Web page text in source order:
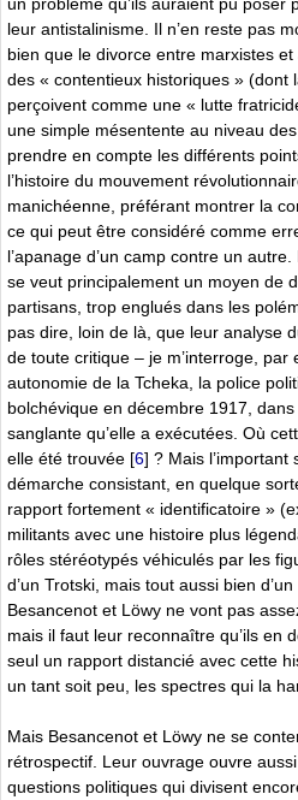
leur antistalinisme. Il n’en reste pas
bien que le divorce entre marxistes
des « contentieux historiques » (dont
perçoivent comme une « lutte
une simple mésentente au niveau
prendre en compte les différents
l’histoire du mouvement
manichéenne, préférant montrer la
ce qui peut être considéré comme
l’apanage d’un camp contre un
se veut principalement un moyen de
partisans, trop englués dans les
pas dire, loin de là, que leur analyse
de toute critique – je m’interroge, par
autonomie de la Tcheka, la police
bolchévique en décembre 1917,
sanglante qu’elle a exécutées. Où
elle été trouvée [6] ? Mais l’important
démarche consistant, en quelque
rapport fortement « identificatoire »
militants avec une histoire plus
rôles stéréotypés véhiculés par les
d’un Trotski, mais tout aussi bien
Besancenot et Löwy ne vont pas
mais il faut leur reconnaître qu’ils en
seul un rapport distancié avec cette
un tant soit peu, les spectres qui la
Mais Besancenot et Löwy ne se
rétrospectif. Leur ouvrage ouvre
questions politiques qui divisent